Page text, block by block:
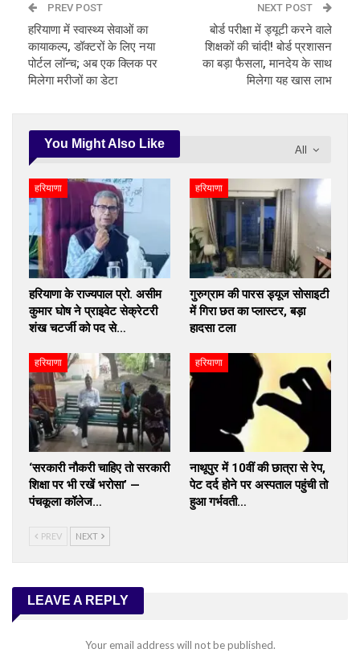
PREV POST
हरियाणा में स्वास्थ्य सेवाओं का
कायाकल्प, डॉक्टरों के लिए नया
पोर्टल लॉन्च; अब एक क्लिक पर
मिलेगा मरीजों का डेटा
NEXT POST
बोर्ड परीक्षा में ड्यूटी करने वाले
शिक्षकों की चांदी! बोर्ड प्रशासन
का बड़ा फैसला, मानदेय के साथ
मिलेगा यह खास लाभ
All
You Might Also Like
हरियाणा
हरियाणा के राज्यपाल प्रो. असीम
कुमार घोष ने प्राइवेट सेक्रेटरी
शंख चटर्जी को पद से…
हरियाणा
गुरुग्राम की पारस ड्यूज सोसाइटी
में गिरा छत का प्लास्टर, बड़ा
हादसा टला
हरियाणा
‘सरकारी नौकरी चाहिए तो सरकारी
शिक्षा पर भी रखें भरोसा’ —
पंचकूला कॉलेज…
हरियाणा
नाथूपुर में 10वीं की छात्रा से रेप,
पेट दर्द होने पर अस्पताल पहुंची तो
हुआ गर्भवती…
PREV NEXT
LEAVE A REPLY
Your email address will not be published.